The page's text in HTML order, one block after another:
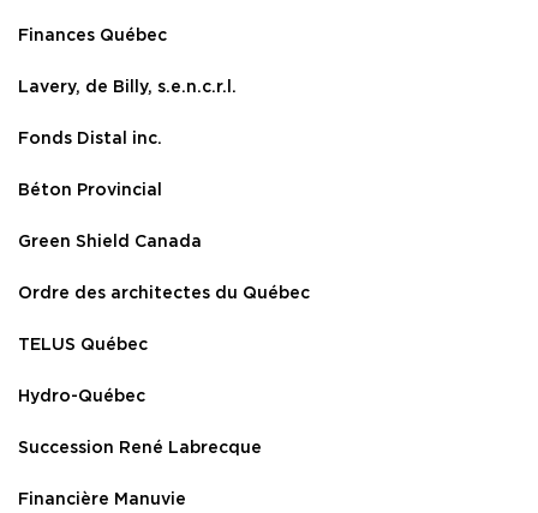
Finances Québec
Lavery, de Billy, s.e.n.c.r.l.
Fonds Distal inc.
Béton Provincial
Green Shield Canada
Ordre des architectes du Québec
TELUS Québec
Hydro-Québec
Succession René Labrecque
Financière Manuvie